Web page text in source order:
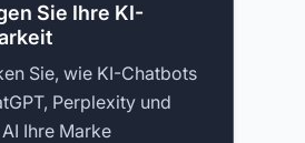
Sie Ihre KI-
Sie, wie KI-Chatbots
Perplexity und
Ihre Marke